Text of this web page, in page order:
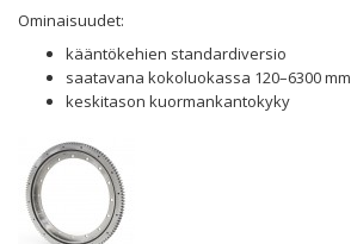
Ominaisuudet:
kääntökehien standardiversio
saatavana kokoluokassa 120–6300 mm
keskitason kuormankantokyky